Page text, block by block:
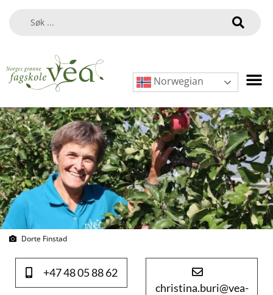
Norwegian
Dorte Finstad
+47 48 05 88 62
christina.buri@vea-